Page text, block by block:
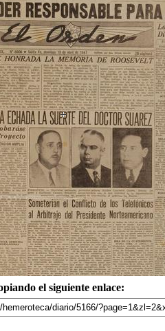
el siguiente enlace: